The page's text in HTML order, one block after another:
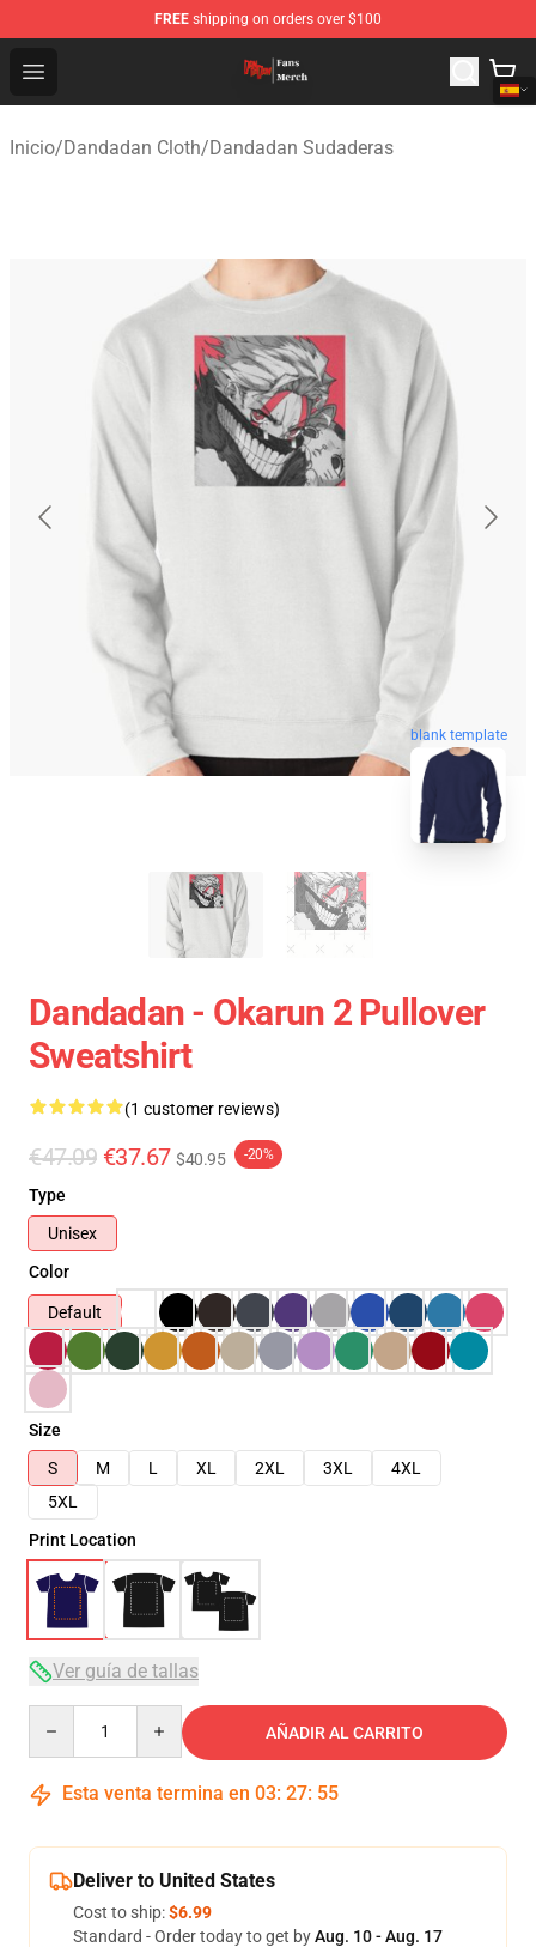
FREE shipping on orders over $100
Open menu
Dandadan Shop - Official Dandadan Merchandise Store
Inicio/Dandadan Cloth/Dandadan Sudaderas
blank template
Dandadan - Okarun 2 Pullover
Sweatshirt
(1 customer reviews)
€47.09 €37.67 $40.95 -20%
Type
Unisex
Color
Default
Size
S
M L XL 2XL 3XL
4XL
5XL
Print Location
Ver guía de tallas
AÑADIR AL CARRITO
Esta venta termina en 03: 27: 54
Deliver to United States
Cost to ship:$6.99
Standard - Order today to get byAug. 10 - Aug. 17